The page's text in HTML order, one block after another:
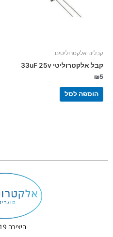
קבלים אלקטרוליטים
קבל אלקטרוליטי 33uF 25v
₪5
הוספה לסל
היצירה 19, רחובות